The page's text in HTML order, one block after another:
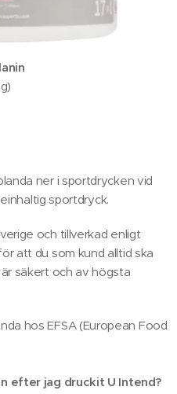
ner i sportdrycken vid
sportdryck.
och tillverkad enligt
att du som kund alltid ska
säkert och av högsta
hos EFSA (European Food
efter jag druckit U Intend?